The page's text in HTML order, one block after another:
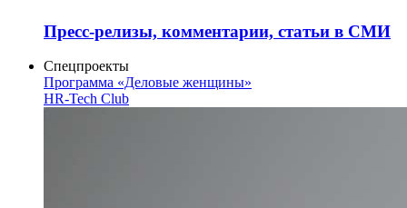
Пресс-релизы, комментарии, статьи в СМИ
Спецпроекты
Программа «Деловые женщины»
HR-Tech Club